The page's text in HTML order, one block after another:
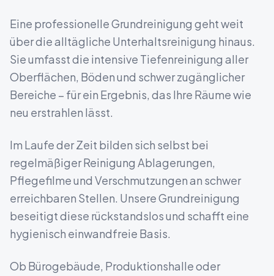
Eine professionelle Grundreinigung geht weit
über die alltägliche Unterhaltsreinigung hinaus.
Sie umfasst die intensive Tiefenreinigung aller
Oberflächen, Böden und schwer zugänglicher
Bereiche – für ein Ergebnis, das Ihre Räume wie
neu erstrahlen lässt.
Im Laufe der Zeit bilden sich selbst bei
regelmäßiger Reinigung Ablagerungen,
Pflegefilme und Verschmutzungen an schwer
erreichbaren Stellen. Unsere Grundreinigung
beseitigt diese rückstandslos und schafft eine
hygienisch einwandfreie Basis.
Ob Bürogebäude, Produktionshalle oder